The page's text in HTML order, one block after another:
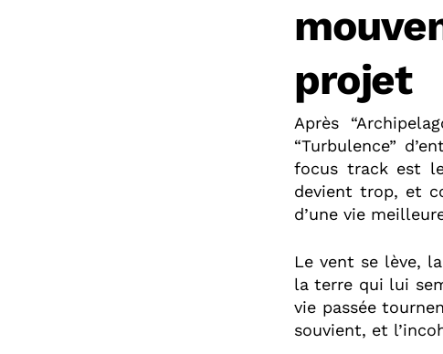
projet
Après
“Turbulence”
focus track est
devient trop, et
d’une vie
Le vent se lève,
la terre qui lui
vie passée
souvient, et